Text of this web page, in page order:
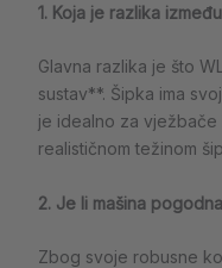
1. Koja je razlika
Glavna razlika je što
sustav**. Šipka ima
je idealno za
realističnom težinom
2. Je li mašina
Zbog svoje robusne